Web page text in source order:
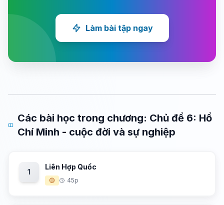
Làm bài tập ngay
Các bài học trong chương: Chủ đề 6: Hồ
Chí Minh - cuộc đời và sự nghiệp
1
Liên Hợp Quốc
🟡 45p